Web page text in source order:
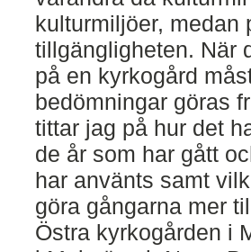
kulturmiljöer, medan
tillgängligheten. När
på en kyrkogård
bedömningar göras
tittar jag på hur det
de år som har gått
har använts samt
göra gångarna mer
Östra kyrkogården i